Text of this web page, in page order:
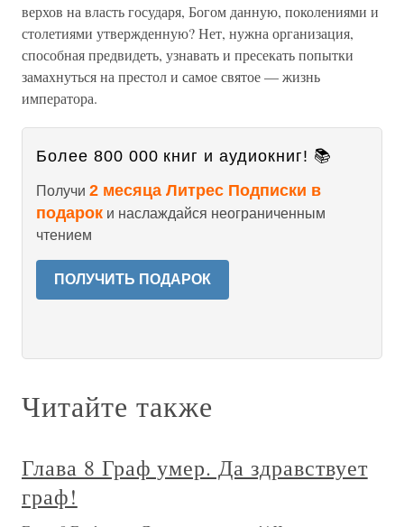
верхов на власть государя, Богом данную, поколениями и
столетиями утвержденную? Нет, нужна организация,
способная предвидеть, узнавать и пресекать попытки
замахнуться на престол и самое святое — жизнь
императора.
Более 800 000 книг и аудиокниг! 📚
Получи 2 месяца Литрес Подписки в
подарок и наслаждайся неограниченным
чтением
ПОЛУЧИТЬ ПОДАРОК
Читайте также
Глава 8 Граф умер. Да здравствует
граф!